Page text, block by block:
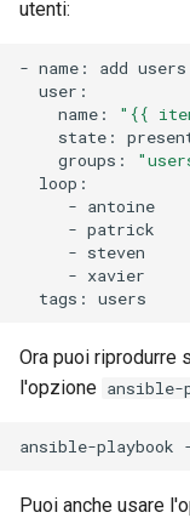
utenti:
- name: add
name:
"{{
state:
groups:
-
-
-
-
tags:
Ora puoi riprodurre
l'opzione ansible-
ansible-playbook
Puoi anche usare